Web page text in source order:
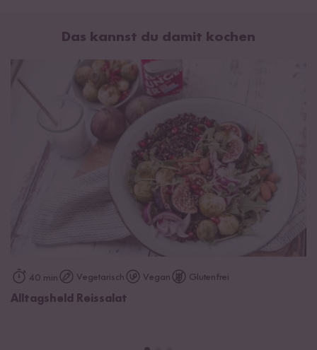
Chili* mild, Paprika* rot edelsüß, Kalahari Wüstensalz,
Kreuzkümmel*, Chipotle (Jalapeno*,Rauch)*.
"Yellow Lemon" Reis Gewürz (80 g):
Kalahari Wüstensalz, Rohrohrzucker*, Kurkuma*, Ingwer*,
Koriander*, Zitronenschalen*, Chili*, Kreuzkümmel*, Basilikum*,
"Juicy Tomato" Reis Gewürz (60 g):
Tomaten* (58 %), Salz, Paprika* rot edelsüß, Knoblauch*,
Zwiebel*, Basilikum*, Oregano*.
*Zutaten aus kontrolliert biologischem Anbau mit der Bio
Allergenhinweis: Kann Spuren von Senf
Das kannst du damit kochen
40 min Vegetarisch Vegan Glutenfrei
Alltagsheld Reissalat